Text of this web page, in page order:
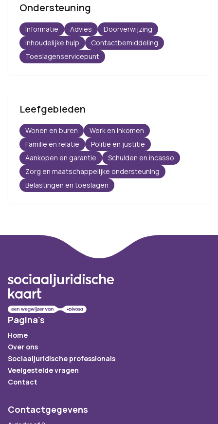
Ondersteuning
Informatie Advies
Doorverwijzing
Inhoudelijke hulp
Contactbemiddeling
Toeslagenservicepunt
Leefgebieden
Wonen en buren
Werk en inkomen
Familie en relatie
Politie en justitie
Aankopen en garantie
Schulden en incasso
Zorg en maatschappelijke ondersteuning
Belastingen en toeslagen
Pagina's
Home
Over ons
Sociaaljuridische professionals
Veelgestelde vragen
Contact
Contactgegevens